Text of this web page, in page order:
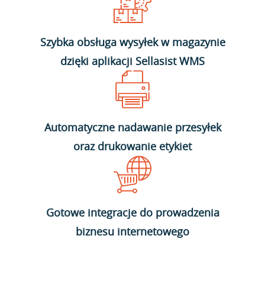
Szybka obsługa wysyłek w magazynie
dzięki aplikacji Sellasist WMS
Automatyczne nadawanie przesyłek
oraz drukowanie etykiet
Gotowe integracje do prowadzenia
biznesu internetowego